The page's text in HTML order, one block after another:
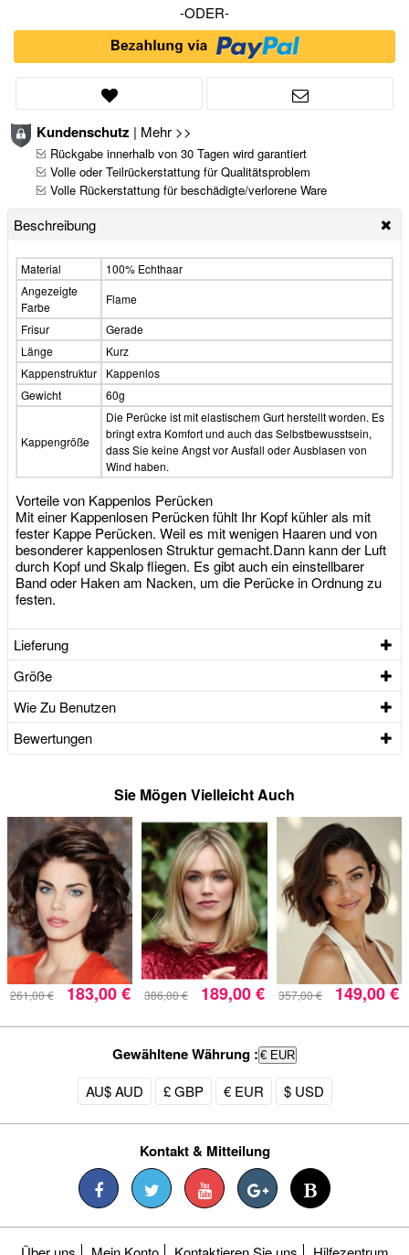
-ODER-
Kundenschutz | Mehr >>
Rückgabe innerhalb von 30 Tagen wird garantiert
Volle oder Teilrückerstattung für Qualitätsproblem
Volle Rückerstattung für beschädigte/verlorene Ware
Beschreibung
Material
100% Echthaar
Angezeigte
Farbe
Flame
Frisur
Gerade
Länge
Kurz
Kappenstruktur
Kappenlos
Gewicht
60g
Kappengröße
Die Perücke ist mit elastischem Gurt herstellt worden. Es
bringt extra Komfort und auch das Selbstbewusstsein,
dass Sie keine Angst vor Ausfall oder Ausblasen von
Wind haben.
Vorteile von Kappenlos Perücken
Mit einer Kappenlosen Perücken fühlt Ihr Kopf kühler als mit
fester Kappe Perücken. Weil es mit wenigen Haaren und von
besonderer kappenlosen Struktur gemacht.Dann kann der Luft
durch Kopf und Skalp fliegen. Es gibt auch ein einstellbarer
Band oder Haken am Nacken, um die Perücke in Ordnung zu
festen.
Lieferung
Größe
Wie Zu Benutzen
Bewertungen
Sie Mögen Vielleicht Auch
261,00 € 183,00 € 386,00 € 189,00 € 357,00 € 149,00 €
Gewähltene Währung : € EUR
AU$ AUD £ GBP € EUR $ USD
Kontakt & Mitteilung